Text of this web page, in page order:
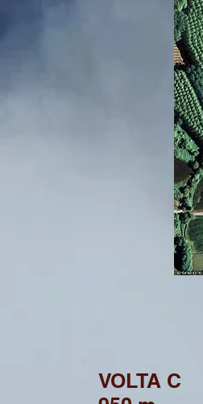
VOLTA C